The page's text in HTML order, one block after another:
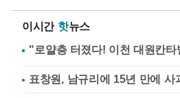
이시간 핫뉴스
표창원, 남규리에 15년 만에